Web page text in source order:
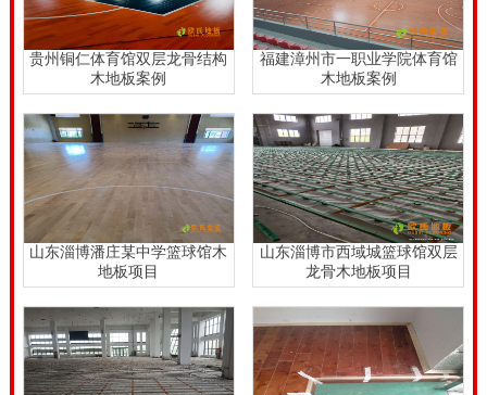
人员的运动冲击力，要求体育木地板有很好的吸震减震
性能。行业标准，体育木地板的吸震技术指标是等于大
于53%，该项指标主要是指地板应具有良好的冲力吸收
性能。
贵州铜仁体育馆双层龙骨结构
木地板案例
福建漳州市一职业学院体育馆
木地板案例
山东淄博潘庄某中学篮球馆木
地板项目
山东淄博市西域城篮球馆双层
龙骨木地板项目